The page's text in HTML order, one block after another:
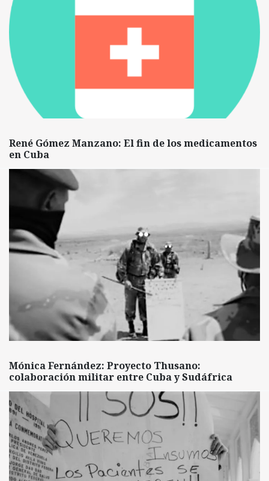
René Gómez Manzano: El fin de los medicamentos
en Cuba
Mónica Fernández: Proyecto Thusano:
colaboración militar entre Cuba y Sudáfrica